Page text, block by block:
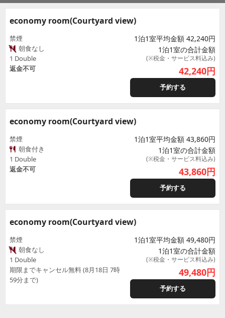
economy room(Courtyard view)
禁煙
朝食なし
1 Double
返金不可
1泊1室平均金額 42,240円
1泊1室の合計金額
(※税金・サービス料込み)
42,240円
予約する
economy room(Courtyard view)
禁煙
朝食付き
1 Double
返金不可
1泊1室平均金額 43,860円
1泊1室の合計金額
(※税金・サービス料込み)
43,860円
予約する
economy room(Courtyard view)
禁煙
朝食なし
1 Double
期限までキャンセル無料 (8月18日 7時
59分まで)
1泊1室平均金額 49,480円
1泊1室の合計金額
(※税金・サービス料込み)
49,480円
予約する